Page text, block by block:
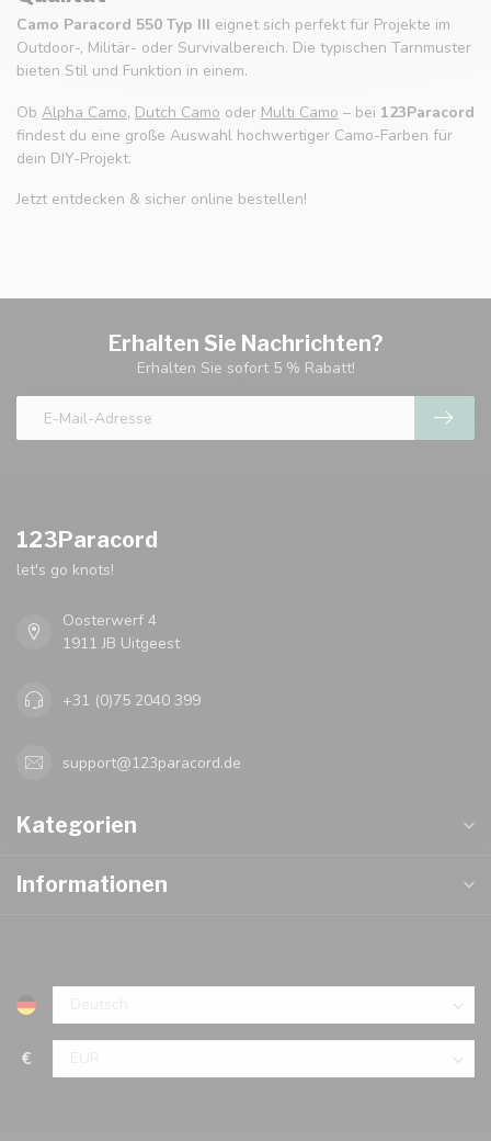
Camo Paracord 550 Typ III eignet sich perfekt für Projekte im
Outdoor-, Militär- oder Survivalbereich. Die typischen Tarnmuster
bieten Stil und Funktion in einem.
Ob Alpha Camo, Dutch Camo oder Multi Camo – bei 123Paracord
findest du eine große Auswahl hochwertiger Camo-Farben für
dein DIY-Projekt.
Jetzt entdecken & sicher online bestellen!
Erhalten Sie Nachrichten?
Erhalten Sie sofort 5 % Rabatt!
123Paracord
let's go knots!
Oosterwerf 4
1911 JB Uitgeest
+31 (0)75 2040 399
support@123paracord.de
Kategorien
Informationen
€